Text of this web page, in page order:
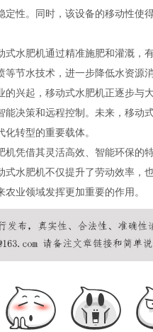
定性。同时，该设备的移动性使
式水肥机通过精准施肥和灌溉，
等节水技术，进一步降低水资源
的兴起，移动式水肥机正逐步与
能决策和远程控制。未来，移动
转型的重要载体。
机凭借其灵活高效、智能环保的
式水肥机不仅提升了劳动效率，
业领域发挥更加重要的作用。